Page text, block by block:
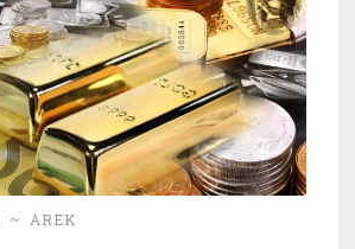
~ AREK